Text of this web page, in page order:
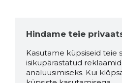
Hindame teie
Kasutame küpsiseid teie
isikupärastatud
analüüsimiseks. Kui